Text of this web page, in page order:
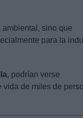
sino que
para la
, podrían verse
vida de miles de